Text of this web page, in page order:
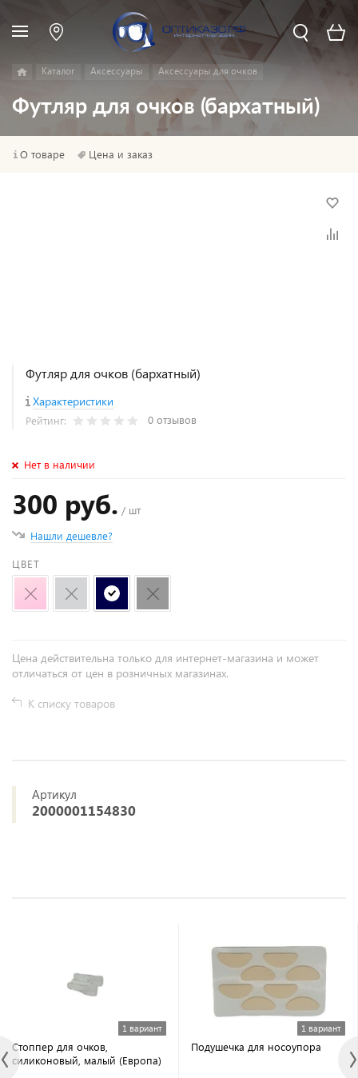
Каталог Аксессуары Аксессуары для очков
Футляр для очков (бархатный)
О товаре Цена и заказ
Футляр для очков (бархатный)
Характеристики
Рейтинг: 0 отзывов
Нет в наличии
300 руб. / шт
Нашли дешевле?
ЦВЕТ
Цена действительна только для интернет-магазина и может
отличаться от цен в розничных магазинах.
К списку товаров
Артикул
2000001154830
1 вариант
Стоппер для очков,
силиконовый, малый (Европа)
1 вариант
Подушечка для носоупора